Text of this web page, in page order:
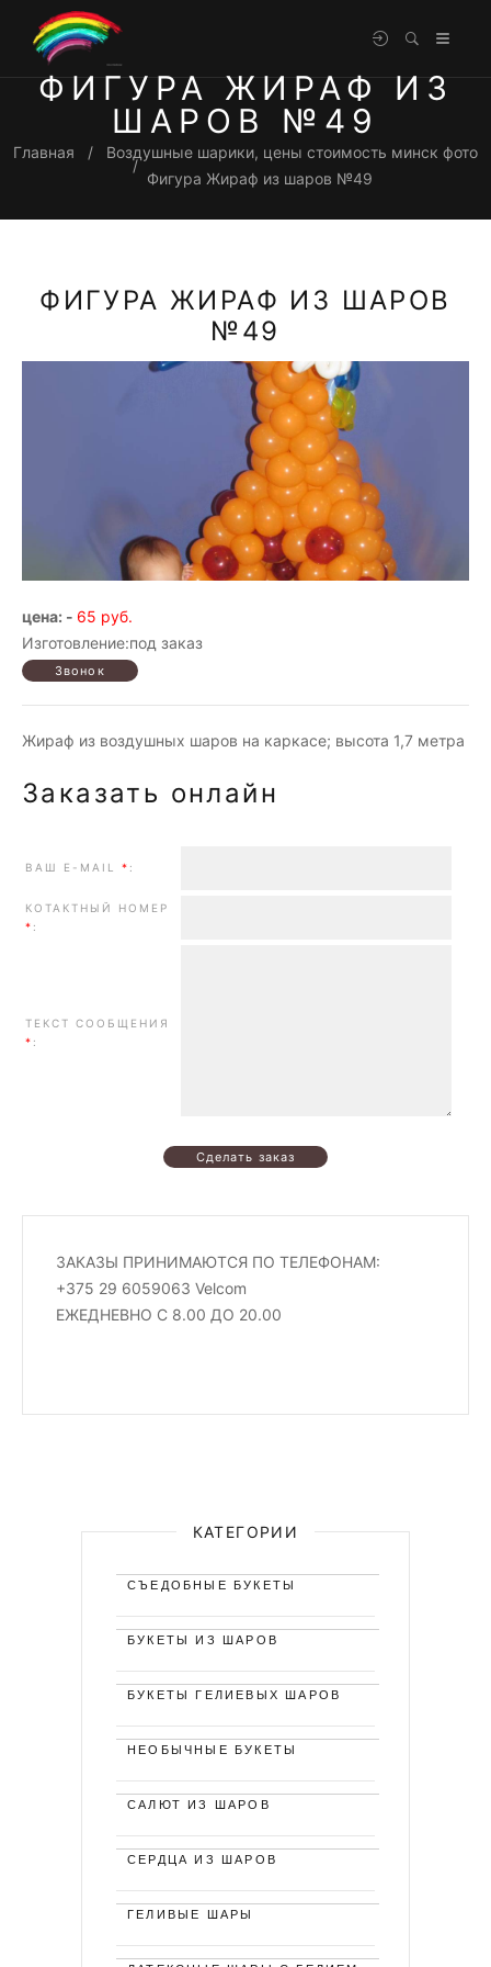
ФИГУРА ЖИРАФ ИЗ
ШАРОВ №49
Главная
Воздушные шарики, цены стоимость минск фото
Фигура Жираф из шаров №49
ФИГУРА ЖИРАФ ИЗ ШАРОВ
№49
цена: - 65 руб.
Изготовление:под заказ
Жираф из воздушных шаров на каркасе; высота 1,7 метра
Заказать онлайн
ВАШ E-MAIL * :
КОТАКТНЫЙ НОМЕР
* :
ТЕКСТ СООБЩЕНИЯ
* :
ЗАКАЗЫ ПРИНИМАЮТСЯ ПО ТЕЛЕФОНАМ:
+375 29 6059063 Velcom
ЕЖЕДНЕВНО С 8.00 ДО 20.00
КАТЕГОРИИ
СЪЕДОБНЫЕ БУКЕТЫ
БУКЕТЫ ИЗ ШАРОВ
БУКЕТЫ ГЕЛИЕВЫХ ШАРОВ
НЕОБЫЧНЫЕ БУКЕТЫ
САЛЮТ ИЗ ШАРОВ
СЕРДЦА ИЗ ШАРОВ
ГЕЛИВЫЕ ШАРЫ